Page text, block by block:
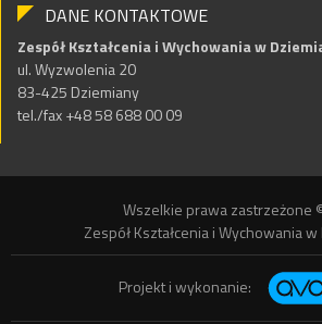
DANE KONTAKTOWE
Zespół Kształcenia i Wychowania w
ul. Wyzwolenia 20
83-425 Dziemiany
tel./fax +48 58 688 00 09
Wszelkie prawa zastrzeżone
Zespół Kształcenia i Wychowania
Projekt i wykonanie: